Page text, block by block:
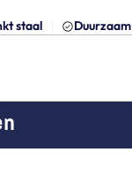
staal Duurzaam